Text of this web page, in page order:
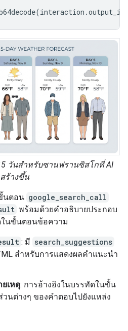
(interaction .
วันสำหรับซานฟรานซิสโกที่ AI
สร้างขึ้น
นตอน google_search_call
พร้อมด้วยคำอธิบายประกอบ
นขั้นตอนข้อความ
: มี search_suggestions
สำหรับการแสดงผลคำแนะนำ
เหตุ: การอ้างอิงในบรรทัดในขั้น
นต่างๆ ของคำตอบไปยังแหล่ง